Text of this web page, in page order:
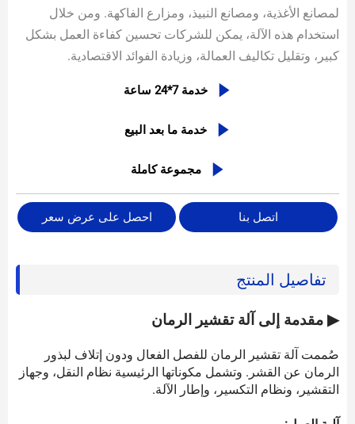
لمصانع الأغذية، ومصانع النبيذ، ومزارع الفاكهة. ومن خلال
استخدام هذه الآلة، يمكن للشركات تحسين كفاءة العمل بشكل
كبير، وتقليل تكاليف العمالة، وزيادة الفوائد الاقتصادية.
 خدمة 7*24 ساعة
 خدمة ما بعد البيع
 مجموعة كاملة
اتصل بنا احصل على عرض سعر
تفاصيل المنتج
▶ مقدمة إلى آلة تقشير الرمان
صُممت آلة تقشير الرمان للفصل الفعال ودون إتلاف لبذور
الرمان عن القشر. وتشمل مكوناتها الرئيسية نظام النقل، وجهاز
التقشير، ونظام التكسير، وإطار الآلة.